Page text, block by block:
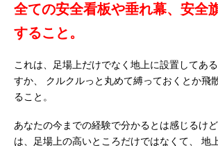
全ての安全看板や垂れ幕、安全
すること。
これは、足場上だけでなく地上に設置してあ
すか、
クルクルっと丸めて縛っておくとか飛
ること。
あなたの今までの経験で分かるとは感じるけど
は、足場上の高いところだけではなくて、
地